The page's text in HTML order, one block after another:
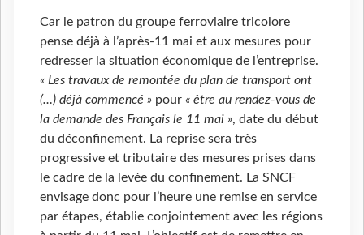
Car le patron du groupe ferroviaire tricolore
pense déjà à l’après-11 mai et aux mesures pour
redresser la situation économique de l’entreprise.
« Les travaux de remontée du plan de transport ont
(…) déjà commencé » pour « être au rendez-vous de
la demande des Français le 11 mai », date du début
du déconfinement. La reprise sera très
progressive et tributaire des mesures prises dans
le cadre de la levée du confinement. La SNCF
envisage donc pour l’heure une remise en service
par étapes, établie conjointement avec les régions